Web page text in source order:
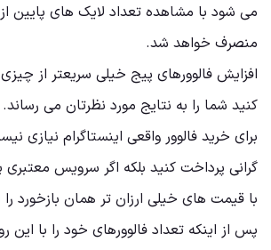
می شود با مشاهده تعداد لایک های پایین
منصرف خواهد شد.
افزایش فالوورهای پیج خیلی سریعتر از
کنید شما را به نتایج مورد نظرتان می رساند.
برای خرید فالوور واقعی اینستاگرام نیازی
گرانی پرداخت کنید بلکه اگر سرویس معتبری
با قیمت های خیلی ارزان تر همان بازخورد را
پس از اینکه تعداد فالوورهای خود را با این